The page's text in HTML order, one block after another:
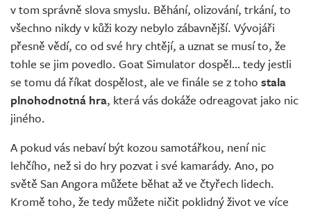
v tom správně slova smyslu. Běhání, olizování, trkání, to
všechno nikdy v kůži kozy nebylo zábavnější. Vývojáři
přesně vědí, co od své hry chtějí, a uznat se musí to, že
tohle se jim povedlo. Goat Simulator dospěl… tedy jestli
se tomu dá říkat dospělost, ale ve finále se z toho stala
plnohodnotná hra, která vás dokáže odreagovat jako nic
jiného.
A pokud vás nebaví být kozou samotářkou, není nic
lehčího, než si do hry pozvat i své kamarády. Ano, po
světě San Angora můžete běhat až ve čtyřech lidech.
Kromě toho, že tedy můžete ničit poklidný život ve více